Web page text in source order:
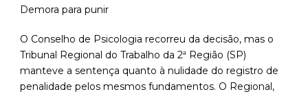
Demora para punir
O Conselho de Psicologia recorreu da decisão, mas o
Tribunal Regional do Trabalho da 2ª Região (SP)
manteve a sentença quanto à nulidade do registro de
penalidade pelos mesmos fundamentos. O Regional,